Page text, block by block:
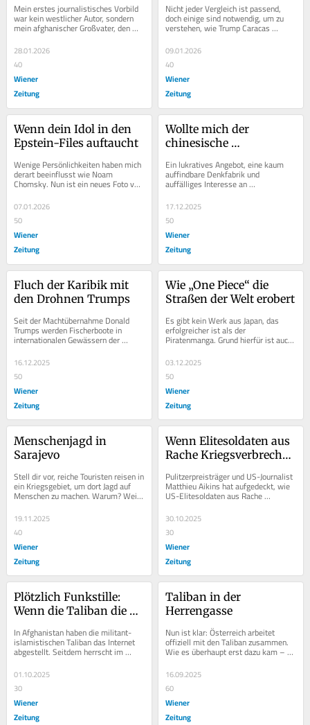
Mein erstes journalistisches Vorbild
war kein westlicher Autor, sondern
mein afghanischer Großvater, den
viel mehr Menschen kennen sollten.
28.01.2026
40
Wiener
Zeitung
Nicht jeder Vergleich ist passend,
doch einige sind notwendig, um zu
verstehen, wie Trump Caracas
angreifen konnte.
09.01.2026
40
Wiener
Zeitung
Wenn dein Idol in den
Epstein-Files auftaucht
Wenige Persönlichkeiten haben mich
derart beeinflusst wie Noam
Chomsky. Nun ist ein neues Foto von
ihm aufgetaucht – neben Jeffrey
Epstein.
07.01.2026
50
Wiener
Zeitung
Wollte mich der
chinesische
rekrutieren?
Ein lukratives Angebot, eine kaum
auffindbare Denkfabrik und
auffälliges Interesse an
geopolitischen Themen. War die
Anfrage nur ein dubioser Auftrag...
17.12.2025
50
Wiener
Zeitung
Fluch der Karibik mit
den Drohnen Trumps
Seit der Machtübernahme Donald
Trumps werden Fischerboote in
internationalen Gewässern der
Ein...
16.12.2025
50
Wiener
Zeitung
Wie „One Piece“ die
Straßen der Welt erobert
Es gibt kein Werk aus Japan, das
erfolgreicher ist als der
Piratenmanga. Grund hierfür ist auch
die Tatsache, dass er mehr mit
unserer Realität...
03.12.2025
50
Wiener
Zeitung
Menschenjagd in
Sarajevo
Stell dir vor, reiche Touristen reisen in
ein Kriegsgebiet, um dort Jagd auf
Menschen zu machen. Warum? Weil
nichts...
19.11.2025
40
Wiener
Zeitung
Wenn Elitesoldaten aus
Rache Kriegsverbrechen
Pulitzerpreisträger und US-Journalist
Matthieu Aikins hat aufgedeckt, wie
US-Elitesoldaten aus Rache
später in den...
30.10.2025
30
Wiener
Zeitung
Plötzlich Funkstille:
Wenn die Taliban die
In Afghanistan haben die militant-
islamistischen Taliban das Internet
abgestellt. Seitdem herrscht im
gesamten Land der totale Blackout.
Was das für...
01.10.2025
30
Wiener
Zeitung
Taliban in der
Herrengasse
Nun ist klar: Österreich arbeitet
offiziell mit den Taliban zusammen.
Wie es überhaupt erst dazu kam –
und warum das fatal und
heuchlerisch...
16.09.2025
60
Wiener
Zeitung